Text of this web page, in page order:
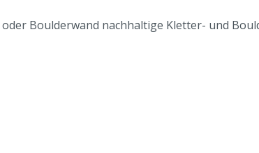
Boulderwand nachhaltige Kletter- und